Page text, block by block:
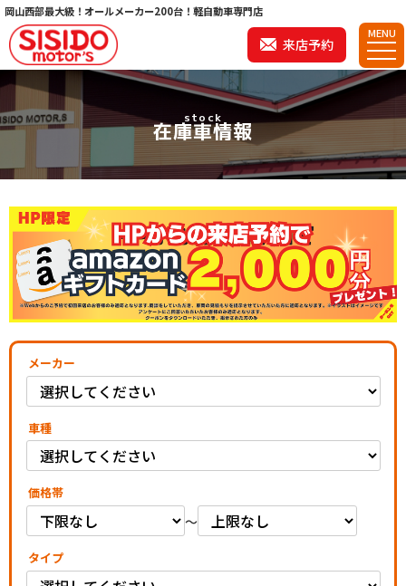
岡山西部最大級！オールメーカー200台！軽自動車専門店
来店予約
MENU
stock
在庫車情報
メーカー
車種
価格帯
～
タイプ